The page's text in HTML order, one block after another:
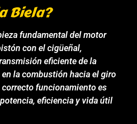
Biela?
fundamental del motor
con el cigüeñal,
eficiente de la
en la combustión hacia el giro
funcionamiento es
eficiencia y vida útil